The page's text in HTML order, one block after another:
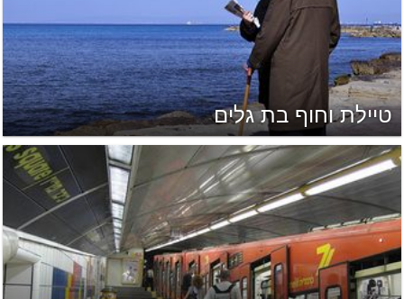
טיילת וחוף בת גלים